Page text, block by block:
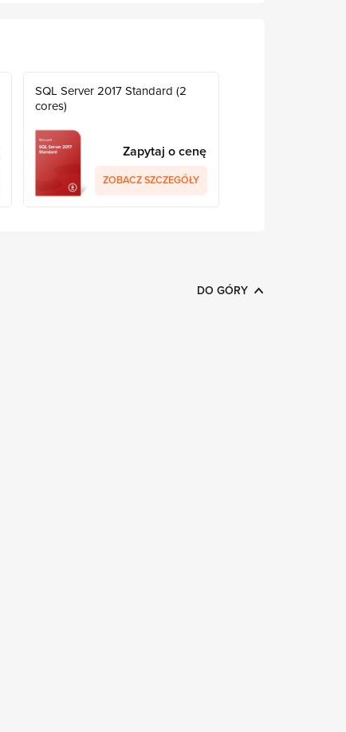
SQL Server 2017 Standard (2
cores)
Zapytaj o cenę
ZOBACZ SZCZEGÓŁY
DO GÓRY